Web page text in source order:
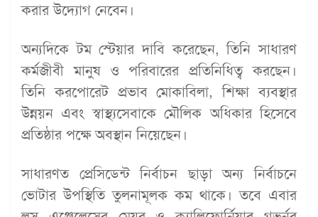
করার উদ্যোগ নেবেন।
অন্যদিকে টম স্টেয়ার দাবি করেছেন, তিনি সাধারণ
কর্মজীবী মানুষ ও পরিবারের প্রতিনিধিত্ব করছেন।
তিনি করপোরেট প্রভাব মোকাবিলা, শিক্ষা ব্যবস্থার
উন্নয়ন এবং স্বাস্থ্যসেবাকে মৌলিক অধিকার হিসেবে
প্রতিষ্ঠার পক্ষে অবস্থান নিয়েছেন।
সাধারণত প্রেসিডেন্ট নির্বাচন ছাড়া অন্য নির্বাচনে
ভোটার উপস্থিতি তুলনামূলক কম থাকে। তবে এবার